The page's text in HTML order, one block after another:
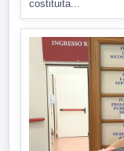
costituita...